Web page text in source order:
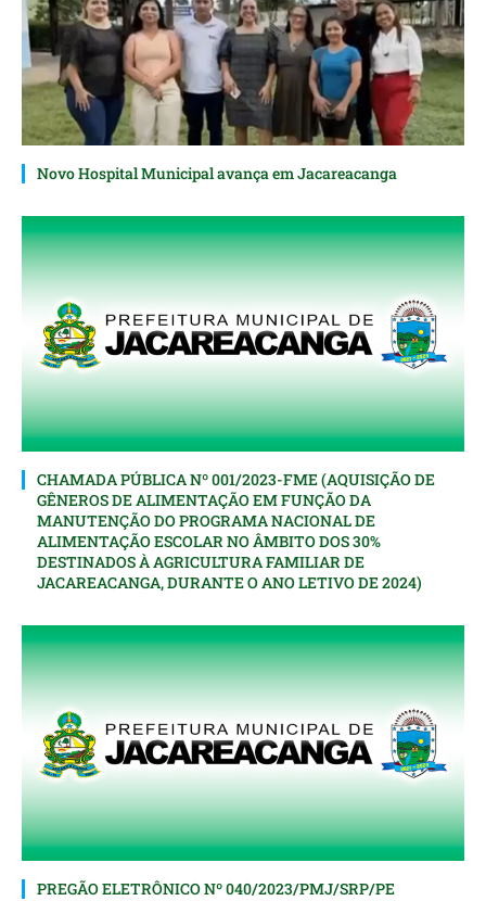
Novo Hospital Municipal avança em Jacareacanga
CHAMADA PÚBLICA Nº 001/2023-FME (AQUISIÇÃO DE
GÊNEROS DE ALIMENTAÇÃO EM FUNÇÃO DA
MANUTENÇÃO DO PROGRAMA NACIONAL DE
ALIMENTAÇÃO ESCOLAR NO ÂMBITO DOS 30%
DESTINADOS À AGRICULTURA FAMILIAR DE
JACAREACANGA, DURANTE O ANO LETIVO DE 2024)
PREGÃO ELETRÔNICO Nº 040/2023/PMJ/SRP/PE